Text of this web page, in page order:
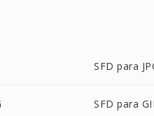
SFD para
SFD para